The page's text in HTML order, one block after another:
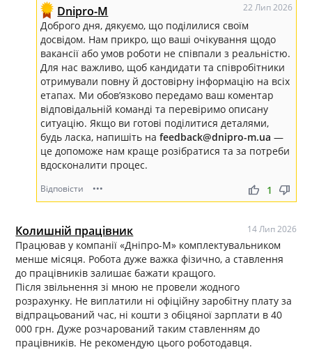
Dnipro-M 22 Лип 2026
Доброго дня, дякуємо, що поділилися своїм
досвідом. Нам прикро, що ваші очікування щодо
вакансії або умов роботи не співпали з реальністю.
Для нас важливо, щоб кандидати та співробітники
отримували повну й достовірну інформацію на всіх
етапах. Ми обов’язково передамо ваш коментар
відповідальній команді та перевіримо описану
ситуацію. Якщо ви готові поділитися деталями,
будь ласка, напишіть наfeedback@dnipro-m.ua —
це допоможе нам краще розібратися та за потреби
вдосконалити процес.
Відповісти ••• thumb_up thumb_down
1
Колишній працівник 14 Лип 2026
Працював у компанії «Дніпро-М» комплектувальником
менше місяця. Робота дуже важка фізично, а ставлення
до працівників залишає бажати кращого.
Після звільнення зі мною не провели жодного
розрахунку. Не виплатили ні офіційну заробітну плату за
відпрацьований час, ні кошти з обіцяної зарплати в 40
000 грн. Дуже розчарований таким ставленням до
працівників. Не рекомендую цього роботодавця.